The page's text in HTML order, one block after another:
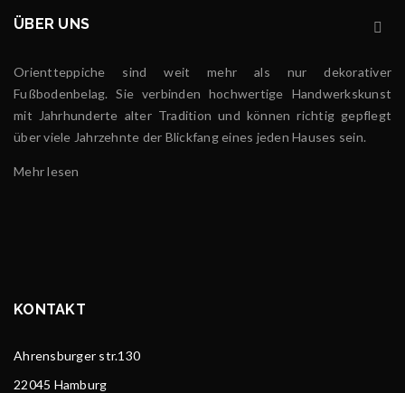
ÜBER UNS
Orientteppiche sind weit mehr als nur dekorativer
Fußbodenbelag. Sie verbinden hochwertige Handwerkskunst
mit Jahrhunderte alter Tradition und können richtig gepflegt
über viele Jahrzehnte der Blickfang eines jeden Hauses sein.
Mehr lesen
KONTAKT
Ahrensburger str.130
22045 Hamburg